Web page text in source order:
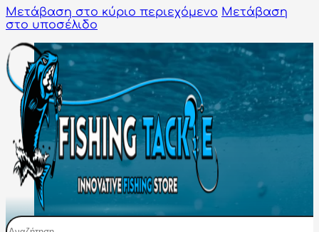
Μετάβαση στο κύριο περιεχόμενο Μετάβαση
στο υποσέλιδο
Αναζήτηση